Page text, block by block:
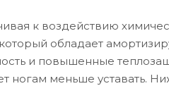
к воздействию
обладает
и повышенные
ногам меньше уставать.